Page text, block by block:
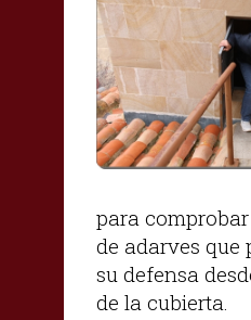
para
de adarves que
su defensa
de la cubierta.